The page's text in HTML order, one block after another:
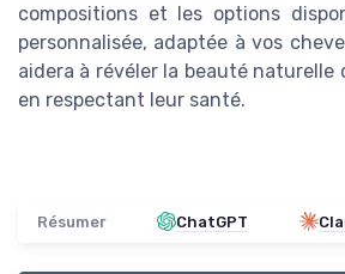
compositions et les options
personnalisée, adaptée à vos
aidera à révéler la beauté naturelle
en respectant leur santé.
Résumer ChatGPT